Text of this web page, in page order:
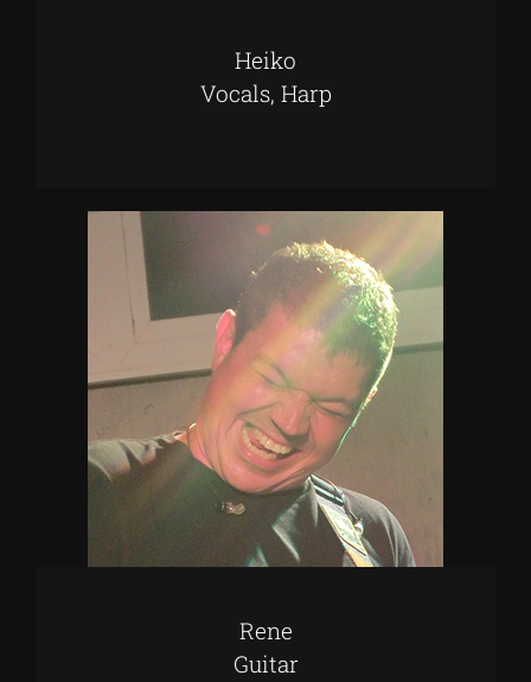
Heiko
Vocals, Harp
Rene
Guitar